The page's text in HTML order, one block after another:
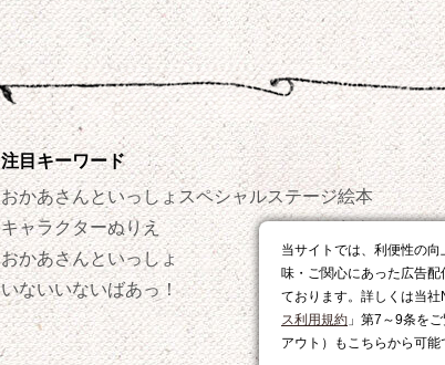
当サイトでは、利便性の
味・ご関心にあった広告
ております。詳しくは当社
ス利用規約 」第7～9条を
アウト）もこちらから可能
注目キーワード
おかあさんといっしょスペシャルステージ
キャラクターぬりえ
おかあさんといっしょ
いないいないばあっ！
絵本
おやつ
レシピ